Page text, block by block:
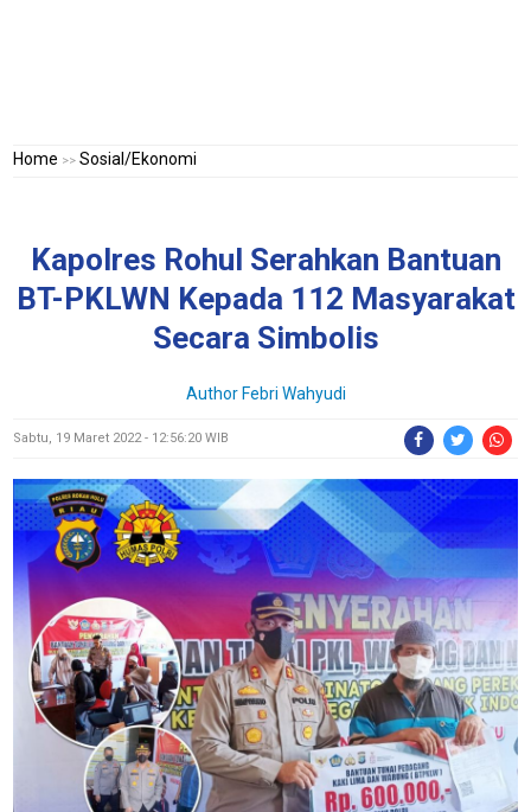
Home >>Sosial/Ekonomi
Kapolres Rohul Serahkan Bantuan
BT-PKLWN Kepada 112 Masyarakat
Secara Simbolis
Author Febri Wahyudi
Sabtu, 19 Maret 2022 - 12:56:20 WIB